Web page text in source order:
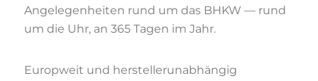
Angelegenheiten rund um das BHKW — rund
um die Uhr, an 365 Tagen im Jahr.
Europweit und herstellerunabhängig